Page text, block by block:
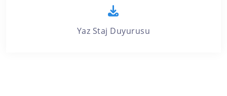
Yaz Staj Duyurusu